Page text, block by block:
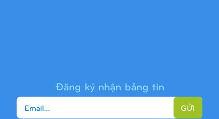
Đăng ký nhận bảng tin
GỬI